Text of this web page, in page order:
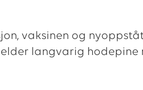
vaksinen og
langvarig hodepine